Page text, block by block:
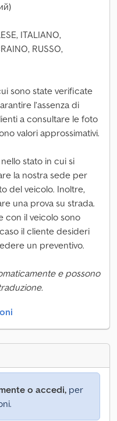
ITALIANO,
RUSSO,
sono state verificate
l’assenza di
a consultare le foto
valori approssimativi.
stato in cui si
la nostra sede per
del veicolo. Inoltre,
una prova su strada.
con il veicolo sono
il cliente desideri
un preventivo.
e possono
o accedi, per